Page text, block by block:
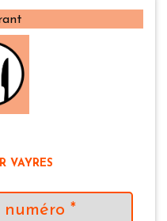
VAYRES
*